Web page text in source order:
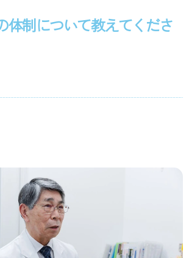
体制について教えてくださ